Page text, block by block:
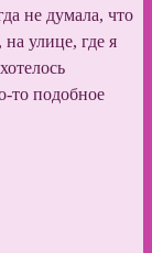
не думала, что
улице, где я
то подобное